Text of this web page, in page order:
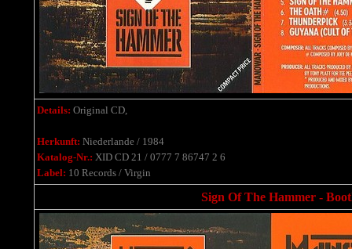
Details: Original CD,
Herkunft: Niederlande / 1984
Katalog-Nr.: XID CD 21 / 0777 7 86747 2 6
Label: 10 Records / Virgin
Sign Of The Hammer -